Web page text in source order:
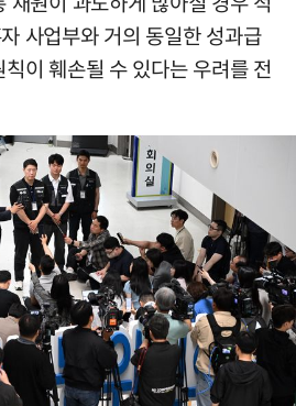
사업부와 거의 동일한 성과급
이 훼손될 수 있다는 우려를 전